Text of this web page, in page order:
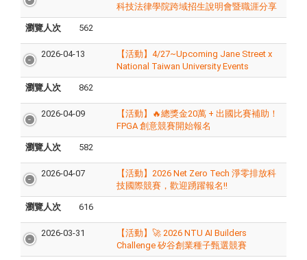
科技法律學院跨域招生說明會暨職涯分享
瀏覽人次 562
2026-04-13
【活動】4/27~Upcoming Jane Street x
National Taiwan University Events
瀏覽人次 862
2026-04-09
【活動】🔥總獎金20萬 + 出國比賽補助！
FPGA 創意競賽開始報名
瀏覽人次 582
2026-04-07
【活動】2026 Net Zero Tech 淨零排放科
技國際競賽，歡迎踴躍報名!!
瀏覽人次 616
2026-03-31
【活動】🚀 2026 NTU AI Builders
Challenge 矽谷創業種子甄選競賽